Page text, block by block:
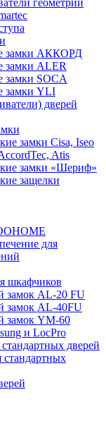
геометрии
замки АККОРД
замки ALER
замки SOCA
замки YLI
дверей
замки Cisa, Iseo
Atis
замки «Шериф»
защелки
для
шкафчиков
замок AL-20 FU
замок AL-40FU
замок YM-60
и LocPro
дверей
стандартных